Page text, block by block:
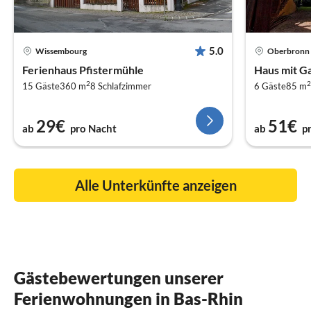
Wissembourg 5.0
Ferienhaus Pfistermühle
15 Gäste360 m28 Schlafzimmer
ab 29€ pro Nacht
Oberbronn
Haus mit
6 Gäste85 m2
ab 51€
Alle Unterkünfte anzeigen
Gästebewertungen unserer
Ferienwohnungen in Bas-Rhin